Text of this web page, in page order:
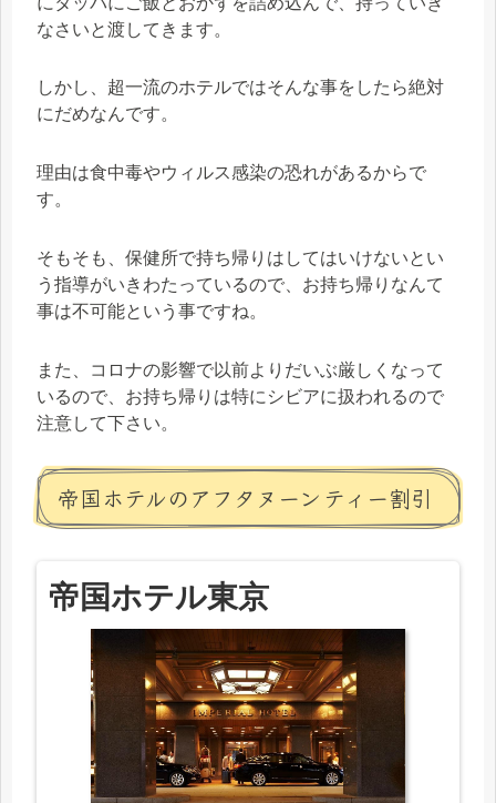
なさいと渡してきます。
しかし、超一流のホテルではそんな事をしたら絶対
にだめなんです。
理由は食中毒やウィルス感染の恐れがあるからで
す。
そもそも、保健所で持ち帰りはしてはいけないとい
う指導がいきわたっているので、お持ち帰りなんて
事は不可能という事ですね。
また、コロナの影響で以前よりだいぶ厳しくなって
いるので、お持ち帰りは特にシビアに扱われるので
注意して下さい。
帝国ホテルのアフタヌーンティー割引
帝国ホテル東京